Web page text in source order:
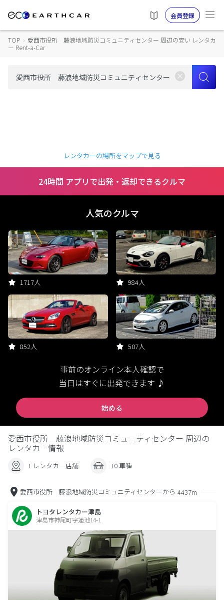
会員登録
TOP › 愛西市役所 藤浪地域防災コミュニティセンター 周辺の安い レンタカ
ー Rent-a-Car
レンタカーの場所をマップで見る
24時間 アプリで出発・返却できるクルマ
人気のクルマ
1717人 984人
852人 507人
事前のオンライン本人確認で
当日はすぐに出発できます ♪
始める
愛西市役所 藤浪地域防災コミュニティセンター 周辺の
レンタカー情報
1 レンタカー店舗 10 車種
愛西市役所 藤浪地域防災コミュニティセンターから 4437m
トヨタレンタカー津島
津島市神尾町字蓮池14-1